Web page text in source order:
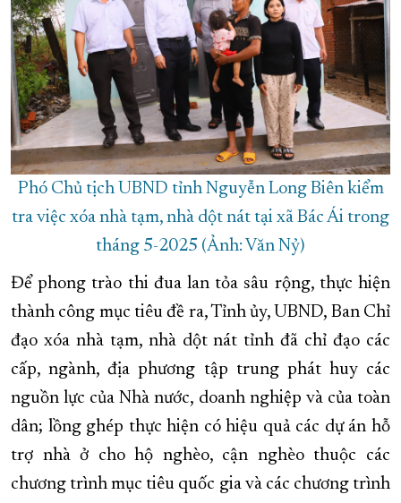
Phó Chủ tịch UBND tỉnh Nguyễn Long Biên kiểm
tra việc xóa nhà tạm, nhà dột nát tại xã Bác Ái trong
tháng 5-2025 (Ảnh: Văn Nỷ)
Để phong trào thi đua lan tỏa sâu rộng, thực hiện
thành công mục tiêu đề ra, Tỉnh ủy, UBND, Ban Chỉ
đạo xóa nhà tạm, nhà dột nát tỉnh đã chỉ đạo các
cấp, ngành, địa phương tập trung phát huy các
nguồn lực của Nhà nước, doanh nghiệp và của toàn
dân; lồng ghép thực hiện có hiệu quả các dự án hỗ
trợ nhà ở cho hộ nghèo, cận nghèo thuộc các
chương trình mục tiêu quốc gia và các chương trình